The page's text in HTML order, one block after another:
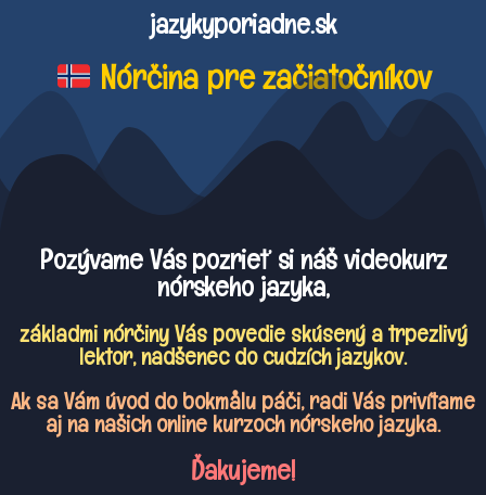
jazykyporiadne.sk
Nórčina pre začiatočníkov​
Pozývame Vás pozrieť si náš videokurz
nórskeho jazyka,
základmi nórčiny Vás povedie skúsený a trpezlivý
lektor, nadšenec do cudzích jazykov.
Ak sa Vám úvod do bokmålu páči, radi Vás privítame
aj na našich online kurzoch nórskeho jazyka.
Ďakujeme!